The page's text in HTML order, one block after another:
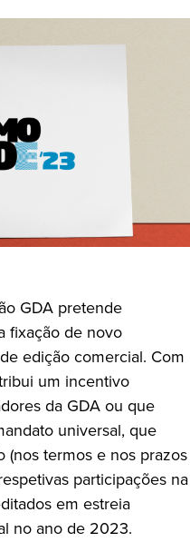
GDA pretende
fixação de novo
edição comercial. Com
um incentivo
da GDA ou que
universal, que
termos e nos prazos
participações na
em estreia
no ano de 2023.